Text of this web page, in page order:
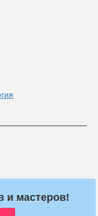
и мастеров!